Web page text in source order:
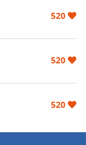
520
520
520